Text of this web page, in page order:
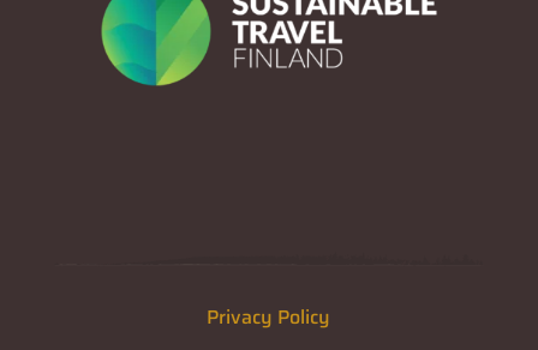
Privacy Policy